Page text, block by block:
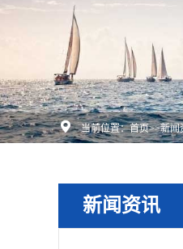
 当前位置：首页>>新闻
新闻资讯